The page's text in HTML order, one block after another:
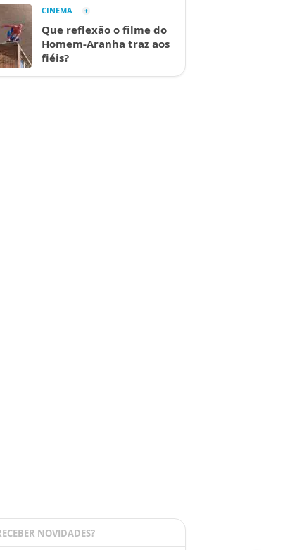
CINEMA
Que reflexão o filme do
Homem-Aranha traz aos
fiéis?
NOVIDADES?